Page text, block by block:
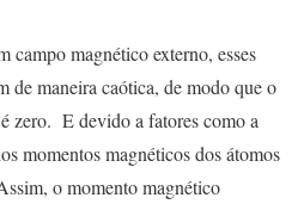
campo magnético externo, esses
de maneira caótica, de modo que o
zero. E devido a fatores como a
momentos magnéticos dos átomos
o momento magnético